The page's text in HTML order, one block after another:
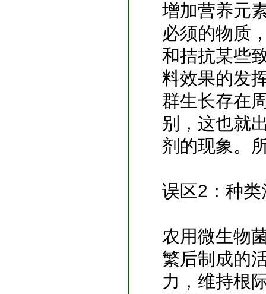
增加营养元
必须的物质
和拮抗某些
料效果的发
群生长存在
别，这也就
剂的现象。
误区2：种
农用微生物
繁后制成的
力，维持根